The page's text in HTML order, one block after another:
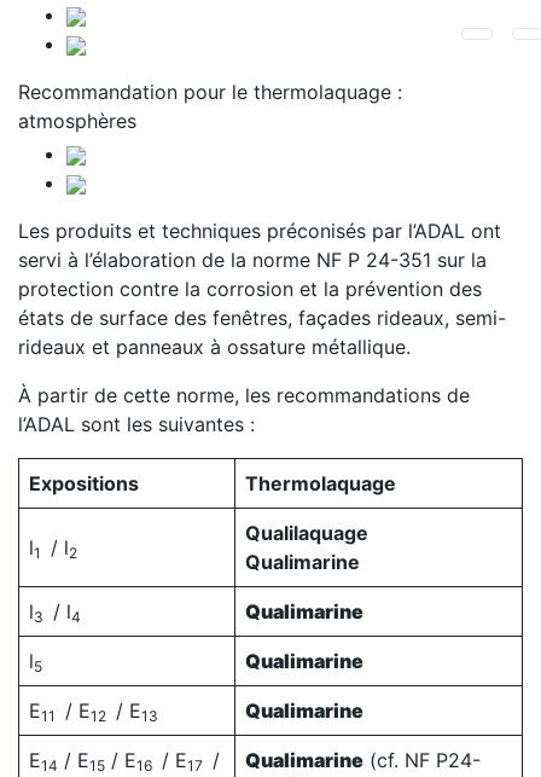
Recommandation pour le thermolaquage :
atmosphères
Les produits et techniques préconisés par l’ADAL ont
servi à l’élaboration de la norme NF P 24-351 sur la
protection contre la corrosion et la prévention des
états de surface des fenêtres, façades rideaux, semi-
rideaux et panneaux à ossature métallique.
À partir de cette norme, les recommandations de
l’ADAL sont les suivantes :
Expositions Thermolaquage
l1 / l2
Qualilaquage
Qualimarine
l3 / l4 Qualimarine
l5 Qualimarine
E11 / E12 / E13 Qualimarine
E14 / E15 / E16 / E17 /
Qualimarine (cf. NF P24-